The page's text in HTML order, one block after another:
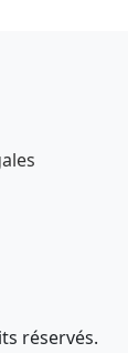
réservés.